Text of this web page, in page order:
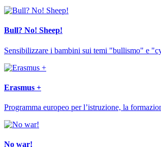
Bull? No! Sheep!
Sensibilizzare i bambini sui temi "bullismo" e
Erasmus +
Programma europeo per l’istruzione, la
No war!